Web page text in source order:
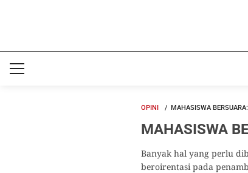
OPINI MAHASISWA
MAHASISWA
Banyak hal yang perlu
beroirentasi pada